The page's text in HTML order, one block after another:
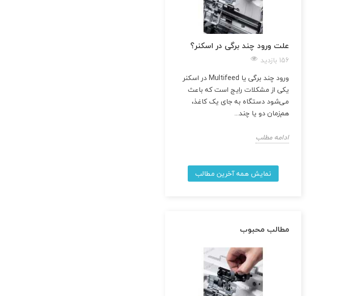
علت ورود چند برگی در اسکنر؟
156 بازدید
ورود چند برگی یا Multifeed در اسکنر
یکی از مشکلات رایج است که باعث
می‌شود دستگاه به جای یک کاغذ،
هم‌زمان دو یا چند...
ادامه مطلب
نمایش همه آخرین مطالب
مطالب محبوب